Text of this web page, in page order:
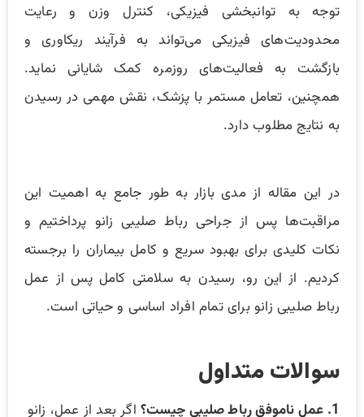
توجه به توانبخشی فیزیکی، کنترل وزن و رعایت
محدودیت‌های فیزیکی می‌تواند به فرآیند ریکاوری و
بازگشت به فعالیت‌های روزمره کمک شایانی نماید.
همچنین، تعامل مستمر با پزشک، نقش مهمی در رسیدن
به نتایج مطلوب دارد.
در این مقاله از مدی بازار به طور جامع به اهمیت این
مراقبت‌ها پس از جراحی رباط صلیبی زانو پرداختیم و
نکات کلیدی برای بهبود سریع و کامل بیماران را برجسته
کردیم. از این رو، رسیدن به سلامتی کامل پس از عمل
رباط صلیبی زانو برای تمام افراد اساسی و حیاتی است.
سوالات متداول
1. عمل ناموفق رباط صلیبی چیست؟ اگر بعد از عمل، زانو